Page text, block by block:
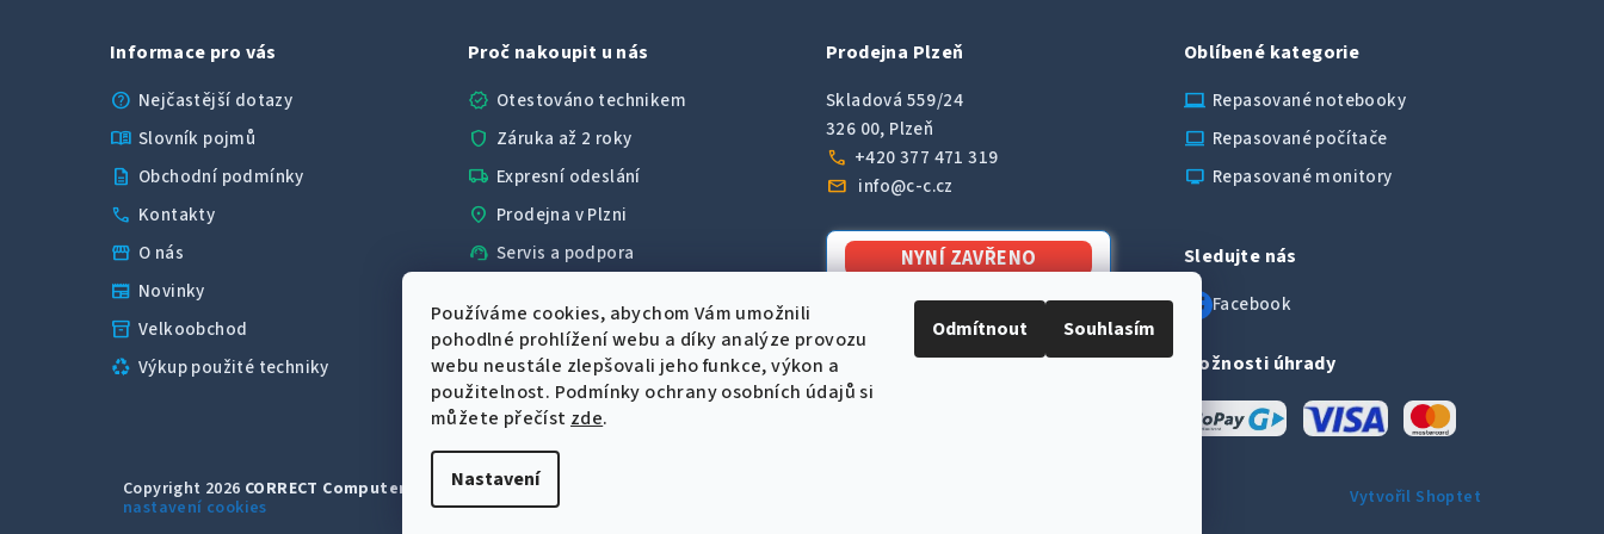
Používáme cookies, abychom Vám umožnili
pohodlné prohlížení webu a díky analýze provozu
webu neustále zlepšovali jeho funkce, výkon a
použitelnost. Podmínky ochrany osobních údajů si
můžete přečíst zde.
Nastavení
Odmítnout Souhlasím
Informace pro vás
help Nejčastější dotazy
menu_book Slovník pojmů
description Obchodní podmínky
call Kontakty
storefront O nás
newspaper Novinky
inventory_2 Velkoobchod
recycling Výkup použité techniky
Proč nakoupit u nás
verified Otestováno technikem
shield Záruka až 2 roky
local_shipping Expresní odeslání
location_on Prodejna v Plzni
support_agent Servis a podpora
star 4,9 hodnocení od zákazníků
Prodejna Plzeň
Skladová 559/24
326 00, Plzeň
call +420 377 471 319
mail info@c-c.cz
NYNÍ ZAVŘENO
Více o prodejně →
Oblíbené kategorie
laptop_chromebook Repasované notebooky
computer Repasované počítače
monitor Repasované monitory
Sledujte nás
Facebook
Možnosti úhrady
Copyright 2026 CORRECT Computers spol. s r.o.. Všechna práva vyhrazena.
nastavení cookies
Vytvořil Shoptet